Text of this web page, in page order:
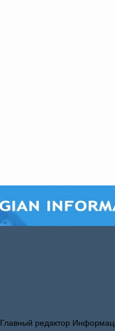
Главный редактор